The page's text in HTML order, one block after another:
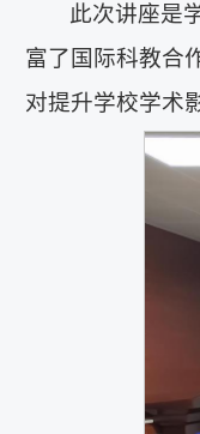
此次讲座是
富了国际科教合
对提升学校学术